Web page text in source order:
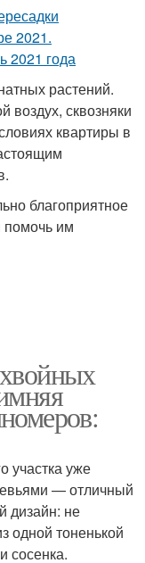
растений.
воздух, сквозняки
квартиры в
благоприятное
им
участка уже
— отличный
дизайн: не
одной тоненькой
сосенка.